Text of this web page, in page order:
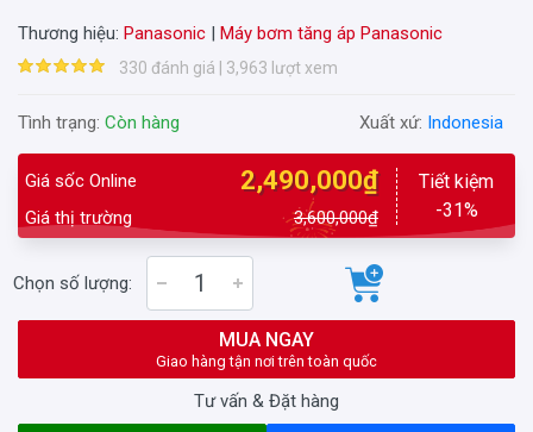
Thương hiệu: Panasonic | Máy bơm tăng áp Panasonic
330 đánh giá | 3,963 lượt xem
Tình trạng: Còn hàng Xuất xứ: Indonesia
Giá sốc Online 2,490,000₫
Giá thị trường 3,600,000₫
Tiết kiệm
-31%
Chọn số lượng:
MUA NGAY
Giao hàng tận nơi trên toàn quốc
Tư vấn & Đặt hàng